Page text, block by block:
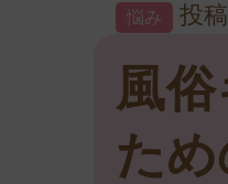
悩み 投
風
た